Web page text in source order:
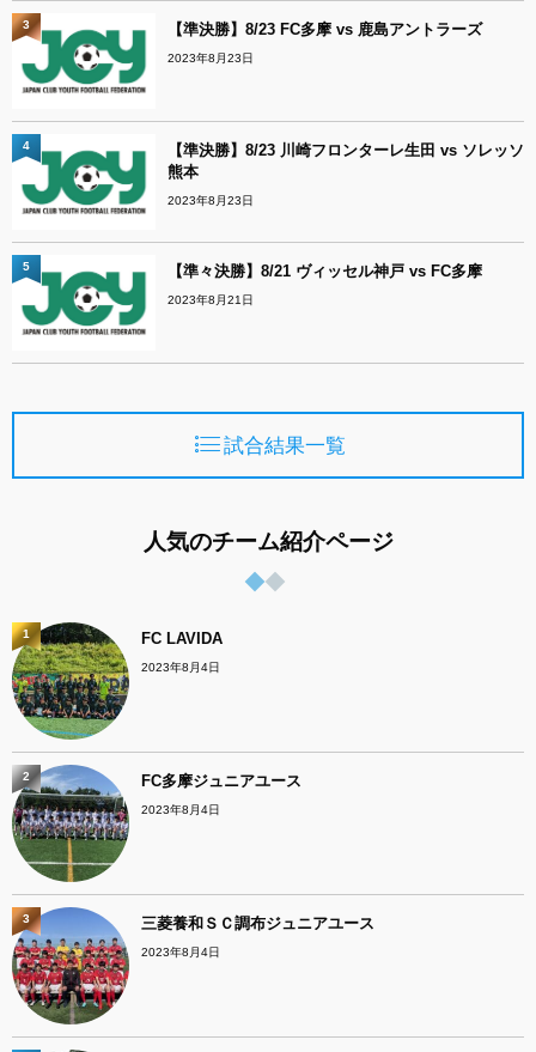
【準決勝】8/23 FC多摩 vs 鹿島アントラーズ
2023年8月23日
3
【準決勝】8/23 川崎フロンターレ生田 vs ソレッソ
熊本
2023年8月23日
4
【準々決勝】8/21 ヴィッセル神戸 vs FC多摩
2023年8月21日
5
試合結果一覧
人気のチーム紹介ページ
FC LAVIDA
2023年8月4日
1
FC多摩ジュニアユース
2023年8月4日
2
三菱養和ＳＣ調布ジュニアユース
2023年8月4日
3